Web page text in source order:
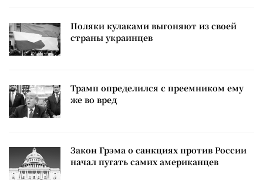
Поляки кулаками выгоняют из своей
страны украинцев
Трамп определился с преемником ему
же во вред
Закон Грэма о санкциях против России
начал пугать самих американцев